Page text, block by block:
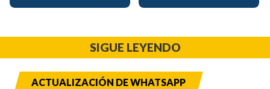
SIGUE LEYENDO
ACTUALIZACIÓN DE WHATSAPP